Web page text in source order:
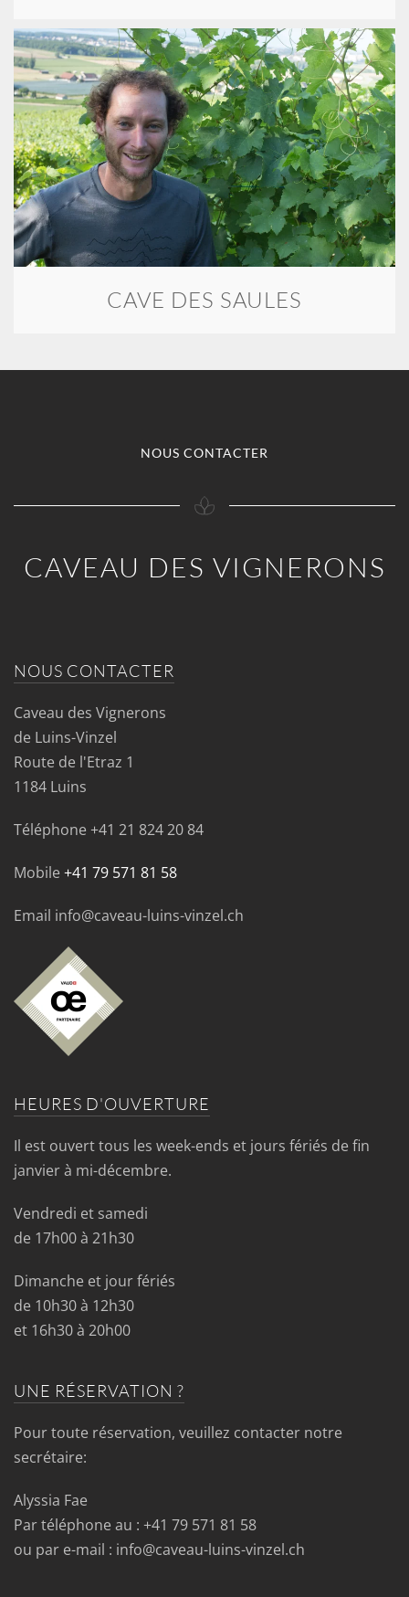
CAVE DES SAULES
NOUS CONTACTER
CAVEAU DES VIGNERONS
NOUS CONTACTER
Caveau des Vignerons
de Luins-Vinzel
Route de l'Etraz 1
1184 Luins
Téléphone +41 21 824 20 84
Mobile +41 79 571 81 58
Email info@caveau-luins-vinzel.ch
HEURES D'OUVERTURE
Il est ouvert tous les week-ends et jours fériés de fin
janvier à mi-décembre.
Vendredi et samedi
de 17h00 à 21h30
Dimanche et jour fériés
de 10h30 à 12h30
et 16h30 à 20h00
UNE RÉSERVATION ?
Pour toute réservation, veuillez contacter notre
secrétaire:
Alyssia Fae
Par téléphone au : +41 79 571 81 58
ou par e-mail : info@caveau-luins-vinzel.ch